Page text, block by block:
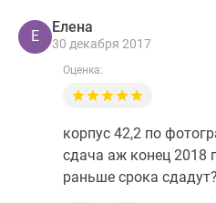
Е
Елена
30 декабря 2017
Оценка:
корпус 42,2 по
сдача аж конец 2018
раньше срока сдадут?